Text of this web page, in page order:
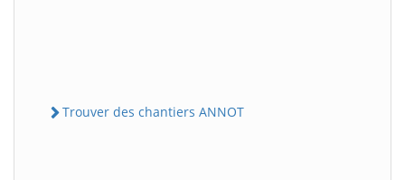
Trouver des chantiers ANNOT